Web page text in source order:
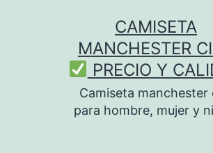
CAMISETA
MANCHESTER
PRECIO Y
Camiseta manchester
para hombre, mujer y